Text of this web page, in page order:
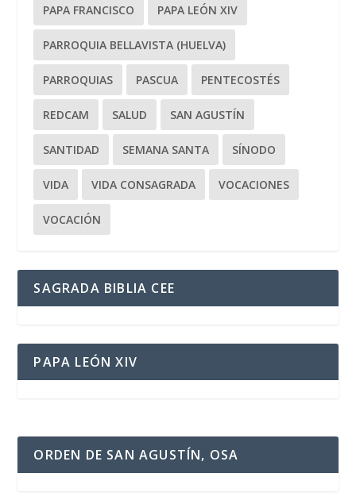
PAPA FRANCISCO PAPA LEÓN XIV
PARROQUIA BELLAVISTA (HUELVA)
PARROQUIAS PASCUA PENTECOSTÉS
REDCAM SALUD SAN AGUSTÍN
SANTIDAD SEMANA SANTA SÍNODO
VIDA VIDA CONSAGRADA VOCACIONES
VOCACIÓN
SAGRADA BIBLIA CEE
PAPA LEÓN XIV
ORDEN DE SAN AGUSTÍN, OSA